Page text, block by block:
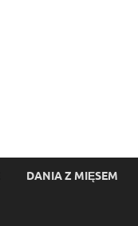
DANIA Z MIĘSEM